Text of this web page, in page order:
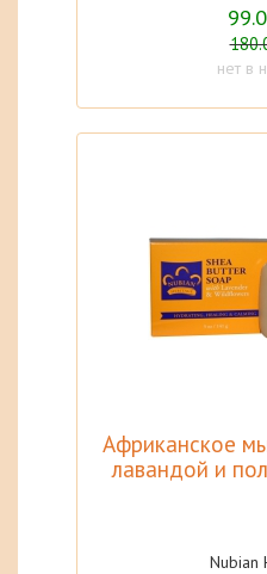
нет в
Африканское
лавандой и
Nubian